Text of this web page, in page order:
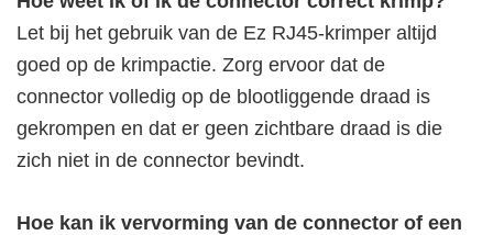
Let bij het gebruik van de Ez RJ45-krimper altijd
goed op de krimpactie. Zorg ervoor dat de
connector volledig op de blootliggende draad is
gekrompen en dat er geen zichtbare draad is die
zich niet in de connector bevindt.
Hoe kan ik vervorming van de connector of een